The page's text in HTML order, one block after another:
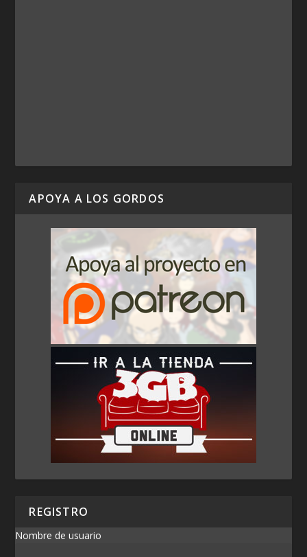
APOYA A LOS GORDOS
REGISTRO
Nombre de usuario